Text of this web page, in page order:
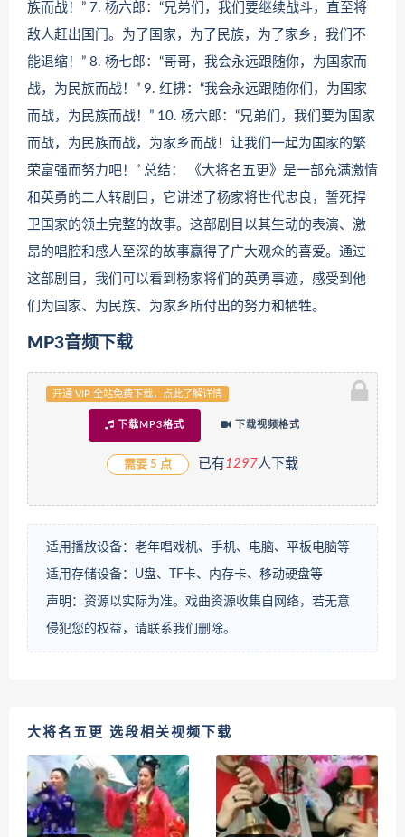
族而战！” 7. 杨六郎：“兄弟们，我们要继续战斗，直至将
敌人赶出国门。为了国家，为了民族，为了家乡，我们不
能退缩！” 8. 杨七郎：“哥哥，我会永远跟随你，为国家而
战，为民族而战！” 9. 红拂：“我会永远跟随你们，为国家
而战，为民族而战！” 10. 杨六郎：“兄弟们，我们要为国家
而战，为民族而战，为家乡而战！让我们一起为国家的繁
荣富强而努力吧！” 总结： 《大将名五更》是一部充满激情
和英勇的二人转剧目，它讲述了杨家将世代忠良，誓死捍
卫国家的领土完整的故事。这部剧目以其生动的表演、激
昂的唱腔和感人至深的故事赢得了广大观众的喜爱。通过
这部剧目，我们可以看到杨家将们的英勇事迹，感受到他
们为国家、为民族、为家乡所付出的努力和牺牲。
MP3音频下载
开通 VIP 全站免费下载，点此了解详情
下载MP3格式 下载视频格式
需要 5 点 已有 1297人下载
适用播放设备：老年唱戏机、手机、电脑、平板电脑等
适用存储设备：U盘、TF卡、内存卡、移动硬盘等
声明：资源以实际为准。戏曲资源收集自网络，若无意
侵犯您的权益，请联系我们删除。
大将名五更 选段相关视频下载